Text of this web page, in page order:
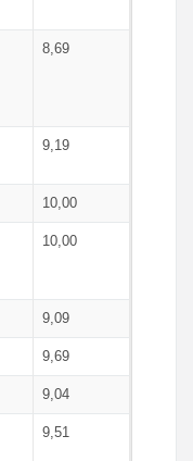
8,69
9,19
10,00
10,00
9,09
9,69
9,04
9,51